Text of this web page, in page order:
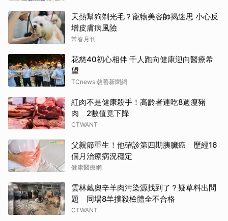
天熱幫狗剃光毛？寵物美容師揭迷思 小心反
增皮膚病風險
常春月刊
花慈40初心相伴 千人跑向健康迎向醫療希
望
TCnews 慈善新聞網
紅肉不是健康殺手！高齡者連吃8週瘦豬
肉 2數值竟下降
CTWANT
父親節重生！他確診第四期胰臟癌 歷經16
個月治療病況穩定
健康醫療網
雲林戴奧辛羊肉污染源找到了？疑草料出問
題 同場8羊撲殺檢體全不合格
CTWANT